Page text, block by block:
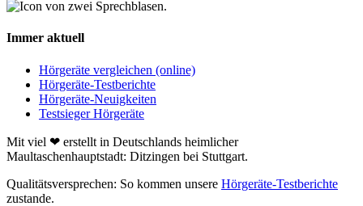
Immer aktuell
Hörgeräte vergleichen (online)
Hörgeräte-Testberichte
Hörgeräte-Neuigkeiten
Testsieger Hörgeräte
Mit viel ❤ erstellt in Deutschlands heimlicher
Maultaschenhauptstadt: Ditzingen bei Stuttgart.
Qualitätsversprechen: So kommen unsere Hörgeräte-Testberichte
zustande.